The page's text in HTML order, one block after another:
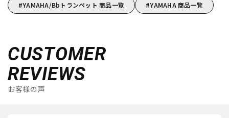
YAMAHA/Bbトランペット 商品一覧
YAMAHA 商品一覧
CUSTOMER
REVIEWS
お客様の声